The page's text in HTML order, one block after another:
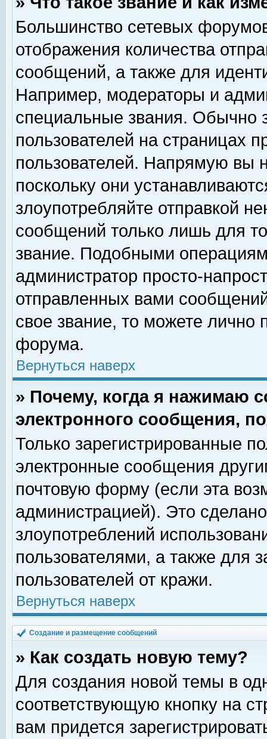
Большинство сетевых
отображения количества
сообщений, а также для
Например, модераторы и
специальные звания. Обычно
пользователей на страницах
пользователей. Напрямую вы
поскольку они
злоупотребляйте отправкой
сообщений только лишь для
звание. Подобными
администратор просто-
отправленных вами
свое звание, то можете лично
форума.
Вернуться наверх
» Почему, когда я нажимаю
электронного сообщения,
Только зарегистрированные
электронные сообщения
почтовую форму (если эта
администрацией). Это
злоупотреблений
пользователями, а также для
пользователей от кражи.
Вернуться наверх
Создание и размещение сообщений
» Как создать новую тему?
Для создания новой темы в
соответствующую кнопку на
вам придется